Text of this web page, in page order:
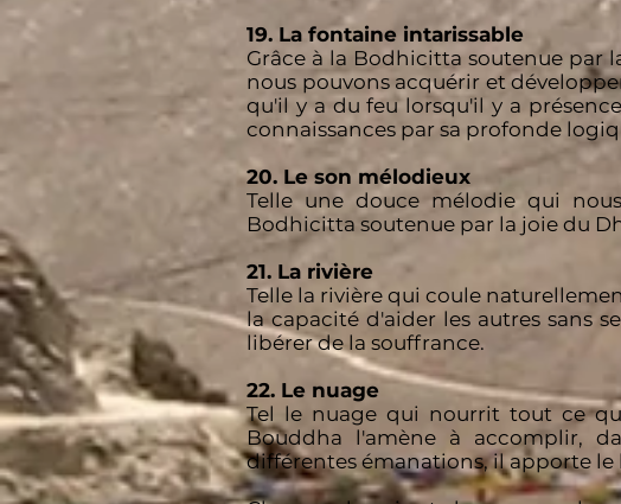
19. La fontaine intarissable
Grâce à la Bodhicitta soutenue par
nous pouvons acquérir et
qu'il y a du feu lorsqu'il y a
connaissances par sa profonde
20. Le son mélodieux
Telle une douce mélodie qui
Bodhicitta soutenue par la joie du
21. La rivière
Telle la rivière qui coule
la capacité d'aider les autres sans
libérer de la souffrance.
22. Le nuage
Tel le nuage qui nourrit tout ce
Bouddha l'amène à accomplir,
différentes émanations, il apporte le